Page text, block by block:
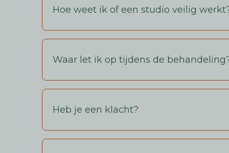
Hoe weet ik of een studio veilig
Waar let ik op tijdens de
Heb je een klacht?